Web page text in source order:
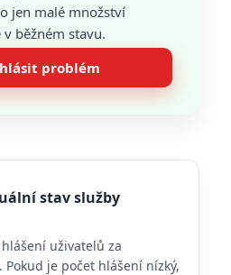
jen malé množství
v běžném stavu.
problém
stav služby
uživatelů za
je počet hlášení nízký,